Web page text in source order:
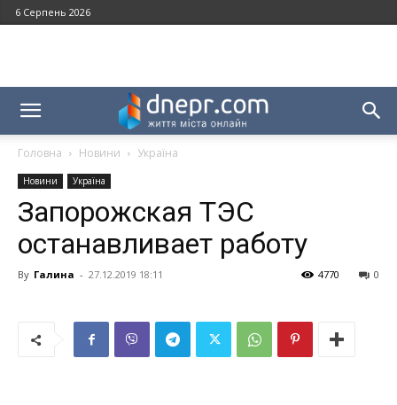
6 Серпень 2026
Головна Новини Україна
Новини Україна
Запорожская ТЭС
останавливает работу
By Галина - 27.12.2019 18:11 0
4770